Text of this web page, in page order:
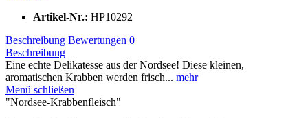
Artikel-Nr.: HP10292
Beschreibung Bewertungen 0
Beschreibung
Eine echte Delikatesse aus der Nordsee! Diese kleinen,
aromatischen Krabben werden frisch... mehr
Menü schließen
"Nordsee-Krabbenfleisch"